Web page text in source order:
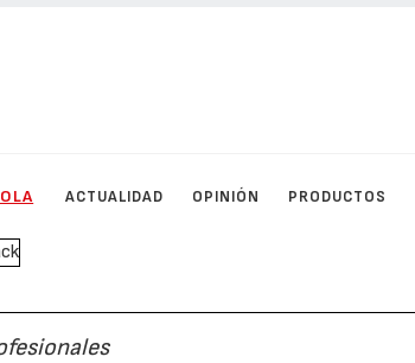
ACTUALIDAD OPINIÓN PRODUCTOS